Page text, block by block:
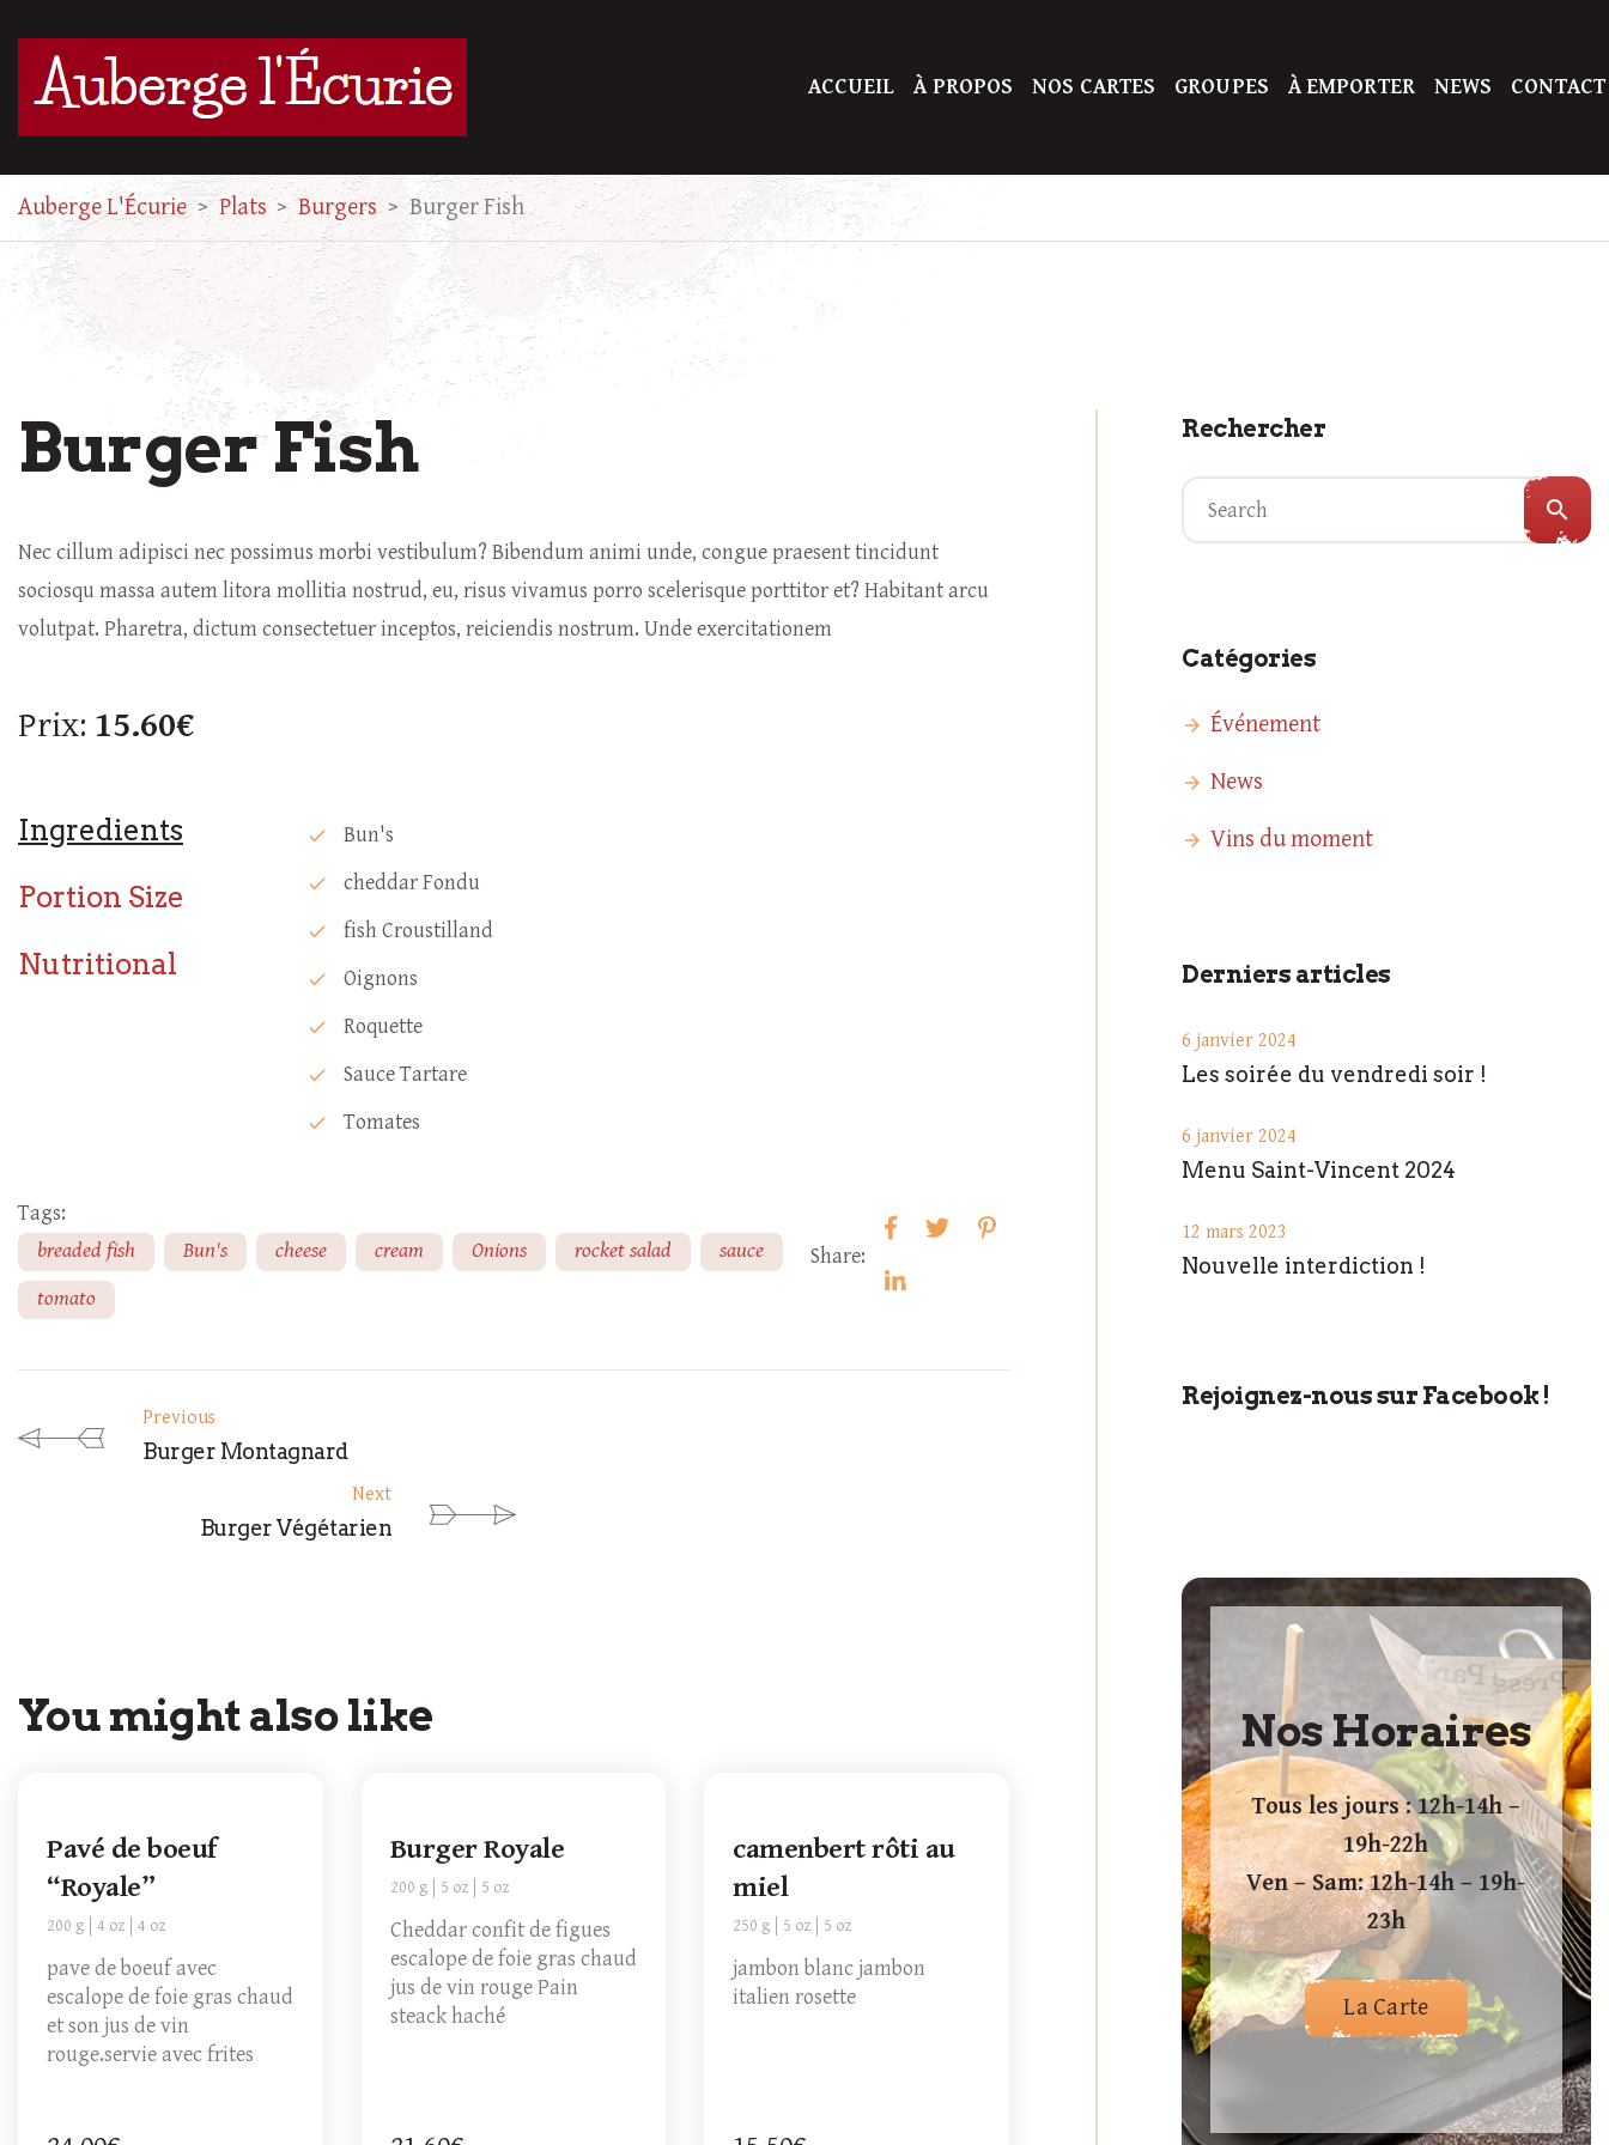
ACCUEIL À PROPOS NOS CARTES GROUPES À EMPORTER NEWS CONTACT
Auberge L'Écurie > Plats > Burgers > Burger Fish
Burger Fish
Nec cillum adipisci nec possimus morbi vestibulum? Bibendum animi unde, congue praesent tincidunt
sociosqu massa autem litora mollitia nostrud, eu, risus vivamus porro scelerisque porttitor et? Habitant arcu
volutpat. Pharetra, dictum consectetuer inceptos, reiciendis nostrum. Unde exercitationem
Prix: 15.60€
Ingredients
Portion Size
Nutritional
check Bun's
check Cheddar Fondu
check Fish Croustilland
check Oignons
check Roquette
check Sauce Tartare
check Tomates
Tags:
breaded fish
Bun's cheese cream Onions rocket salad
sauce
tomato
Share:
Previous
Burger Montagnard
Next
Burger Végétarien
You might also like
Pavé de boeuf
“Royale”
200 g 4 oz 4 oz
pave de boeuf avec
escalope de foie gras chaud
et son jus de vin
rouge.servie avec frites
Burger Royale
200 g 5 oz 5 oz
Cheddar confit de figues
escalope de foie gras chaud
jus de vin rouge Pain
steack haché
camenbert rôti au
miel
250 g 5 oz 5 oz
jambon blanc jambon
italien rosette
Rechercher
search
Catégories
Événement
News
Vins du moment
Derniers articles
6 janvier 2024
Les soirée du vendredi soir !
6 janvier 2024
Menu Saint-Vincent 2024
12 mars 2023
Nouvelle interdiction !
Rejoignez-nous sur Facebook !
Nos Horaires
Tous les jours : 12h-14h –
19h-22h
Ven – Sam: 12h-14h – 19h-
23h
La Carte